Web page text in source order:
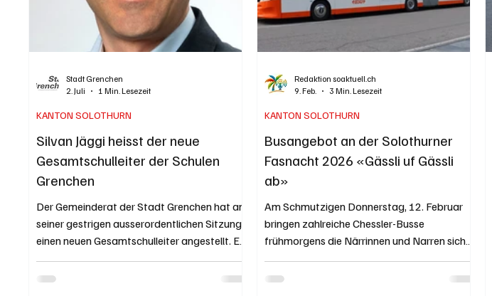
Silvan Jäggi heisst der neue
Gesamtschulleiter der Schulen
Grenchen
Der Gemeinderat der Stadt Grenchen hat an
seiner gestrigen ausserordentlichen Sitzung
einen neuen Gesamtschulleiter angestellt. Er
heisst Silvan Jäggi und wird ab dem 1.
November 2026 die Leitung übernehmen.
KANTON SOLOTHURN
Stadt Grenchen
2. Juli
1 Min. Lesezeit
Busangebot an der Solothurner
Fasnacht 2026 «Gässli uf Gässli
ab»
Am Schmutzigen Donnerstag, 12. Februar
bringen zahlreiche Chessler-Busse
frühmorgens die Närrinnen und Narren sicher
und bequem an die Solothurner Chesslete.
Während den verschiedenen
KANTON SOLOTHURN
Redaktion soaktuell.ch
9. Feb.
3 Min. Lesezeit